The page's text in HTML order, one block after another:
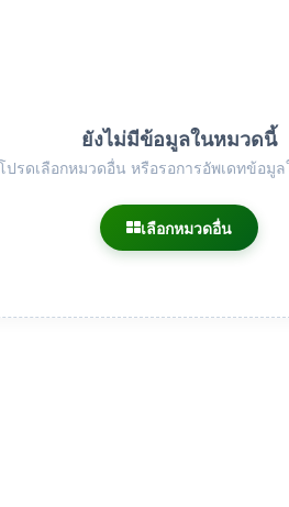
ยังไม่มีข้อมูลในหมวดนี้
โปรดเลือกหมวดอื่น หรือรอการอัพเดทข้อมู
เลือกหมวดอื่น